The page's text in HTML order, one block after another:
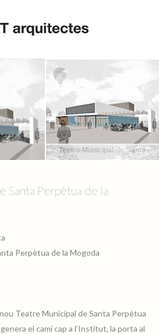
Teatro-Municipal-de-Santa-
Perpetua-de-la-Mogoda-01
Perpetua-de-la-Mogoda-03
Santa Perpètua de la
Perpètua de la Mogoda
Teatre Municipal de Santa Perpètua
el camí cap a l’Institut, la porta al